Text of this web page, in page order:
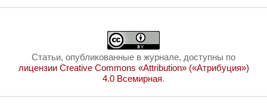
Статьи, опубликованные в журнале, доступны по
лицензии Creative Commons «Attribution» («Атрибуция»)
4.0 Всемирная.